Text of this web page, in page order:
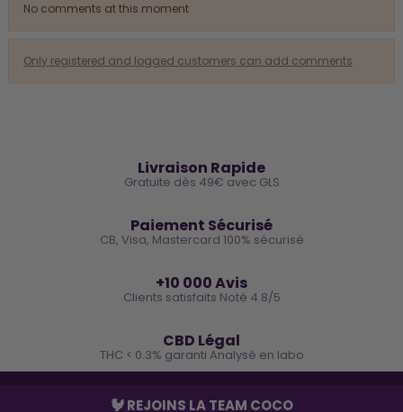
No comments at this moment
Only registered and logged customers can add comments
Livraison Rapide
Gratuite dès 49€ avec GLS
Paiement Sécurisé
CB, Visa, Mastercard 100% sécurisé
+10 000 Avis
Clients satisfaits Noté 4.8/5
CBD Légal
THC < 0.3% garanti Analysé en labo
🐓 REJOINS LA TEAM COCO